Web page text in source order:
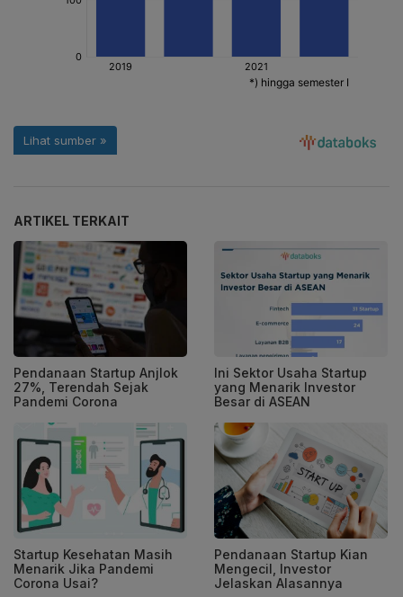
ARTIKEL TERKAIT
Pendanaan Startup Anjlok
27%, Terendah Sejak
Pandemi Corona
Ini Sektor Usaha Startup
yang Menarik Investor
Besar di ASEAN
Startup Kesehatan Masih
Menarik Jika Pandemi
Corona Usai?
Pendanaan Startup Kian
Mengecil, Investor
Jelaskan Alasannya